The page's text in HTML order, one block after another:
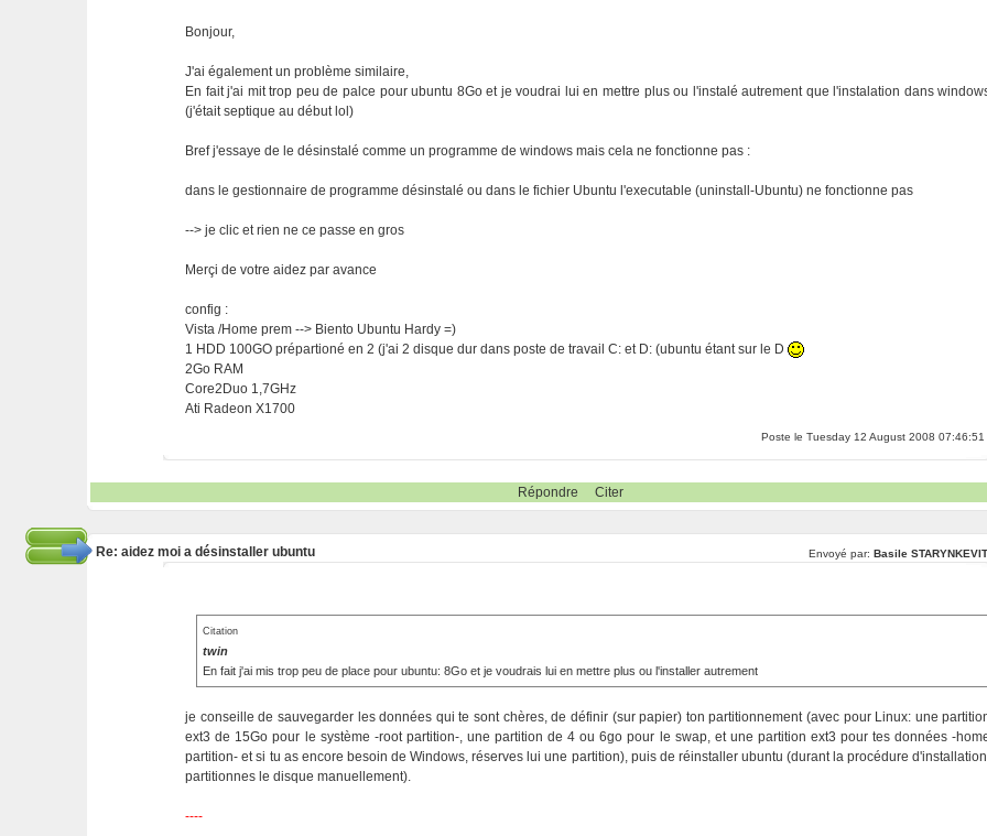
Bonjour,
J'ai également un problème similaire,
En fait j'ai mit trop peu de palce pour ubuntu 8Go et je voudrai lui en mettre plus ou l'instalé autrement que l'instalation dans
(j'était septique au début lol)
Bref j'essaye de le désinstalé comme un programme de windows mais cela ne fonctionne pas :
dans le gestionnaire de programme désinstalé ou dans le fichier Ubuntu l'executable (uninstall-Ubuntu) ne fonctionne pas
--> je clic et rien ne ce passe en gros
Merçi de votre aidez par avance
config :
Vista /Home prem --> Biento Ubuntu Hardy =)
1 HDD 100GO prépartioné en 2 (j'ai 2 disque dur dans poste de travail C: et D: (ubuntu étant sur le D
2Go RAM
Core2Duo 1,7GHz
Ati Radeon X1700
Poste le Tuesday 12 August 2008 07:46:51
Répondre Citer
Re: aidez moi a désinstaller ubuntu Envoyé par: Basile
Citation
twin
En fait j'ai mis trop peu de place pour ubuntu: 8Go et je voudrais lui en mettre plus ou l'installer autrement
je conseille de sauvegarder les données qui te sont chères, de définir (sur papier) ton partitionnement (avec pour Linux: une
ext3 de 15Go pour le système -root partition-, une partition de 4 ou 6go pour le swap, et une partition ext3 pour tes données -
partition- et si tu as encore besoin de Windows, réserves lui une partition), puis de réinstaller ubuntu (durant la procédure
partitionnes le disque manuellement).
----